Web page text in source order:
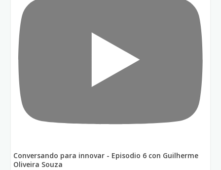
Conversando para innovar - Episodio 6 con Guilherme
Oliveira Souza